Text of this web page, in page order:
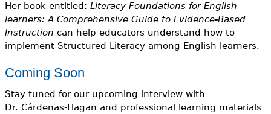
Her book entitled: Literacy Foundations for English
learners: A Comprehensive Guide to Evidence-Based
Instruction can help educators understand how to
implement Structured Literacy among English learners.
Coming Soon
Stay tuned for our upcoming interview with
Dr. Cárdenas-Hagan and professional learning materials